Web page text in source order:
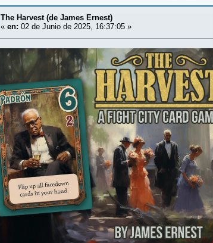
The Harvest (de James Ernest)
«en: 02 de Junio de 2025, 16:37:05 »